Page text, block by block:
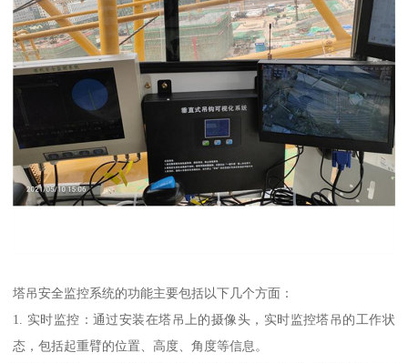
塔吊安全监控系统的功能主要包括以下几个方面：
1. 实时监控：通过安装在塔吊上的摄像头，实时监控塔吊的工作状
态，包括起重臂的位置、高度、角度等信息。